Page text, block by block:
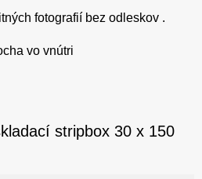
fotografií bez odleskov .
vo vnútri
stripbox 30 x 150